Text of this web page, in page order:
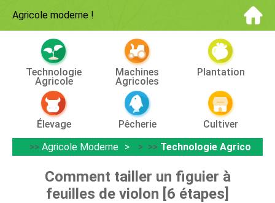
Agricole moderne !
Technologie
Agricole
Machines
Agricoles
Plantation
Élevage Pêcherie
Cultiver
>> Agricole Moderne > >> Technologie Agricole
Comment tailler un figuier à
feuilles de violon [6 étapes]